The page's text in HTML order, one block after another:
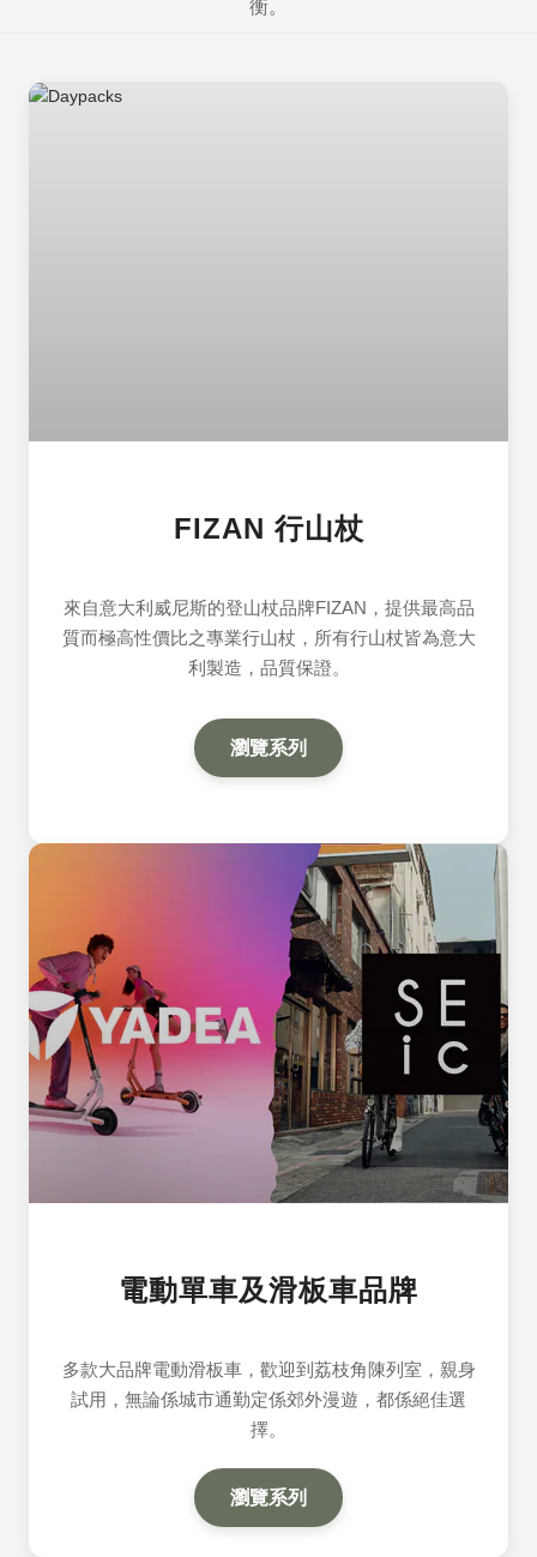
衡。
FIZAN 行山杖
來自意大利威尼斯的登山杖品牌FIZAN，提供最高品
質而極高性價比之專業行山杖，所有行山杖皆為意大
利製造，品質保證。
瀏覽系列
電動單車及滑板車品牌
多款大品牌電動滑板車，歡迎到荔枝角陳列室，親身
試用，無論係城市通勤定係郊外漫遊，都係絕佳選
擇。
瀏覽系列